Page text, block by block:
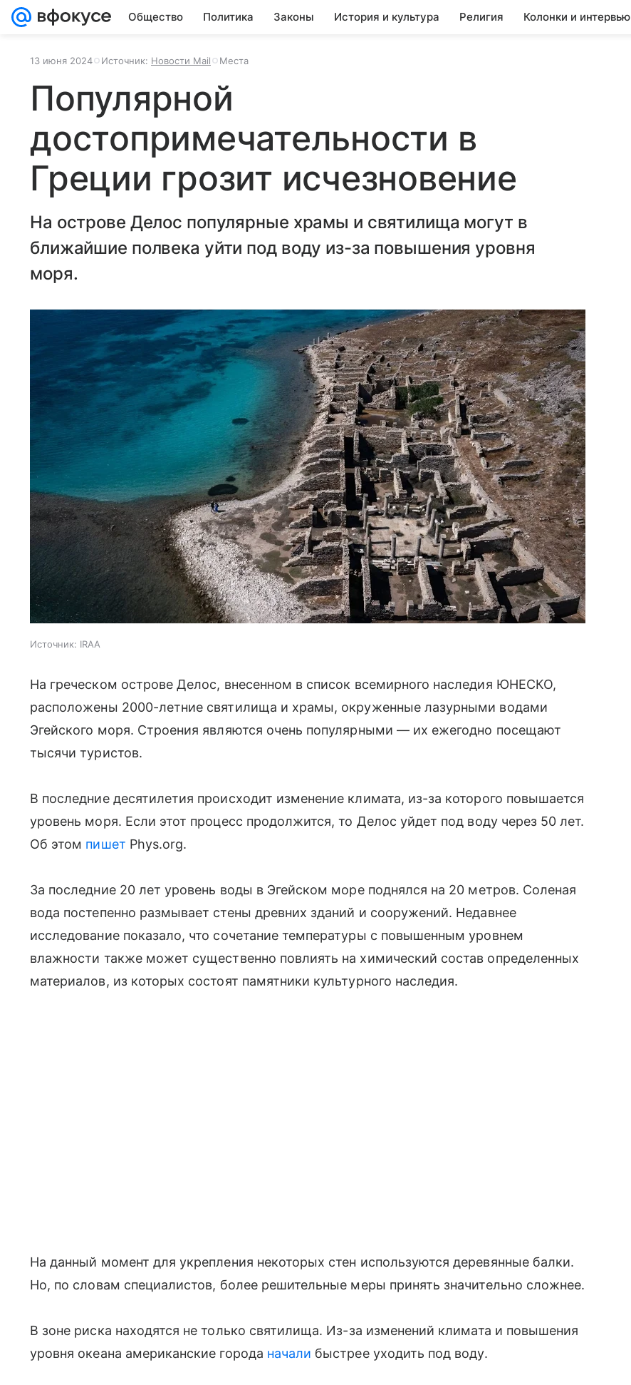
Общество Политика Законы История и культура Религия Колонки и интервью
13 июня 2024 Источник: Новости Mail Места
Популярной
достопримечательности в
Греции грозит исчезновение
На острове Делос популярные храмы и святилища могут в
ближайшие полвека уйти под воду из-за повышения уровня
моря.
Источник: IRAA
На греческом острове Делос, внесенном в список всемирного наследия ЮНЕСКО,
расположены 2000-летние святилища и храмы, окруженные лазурными водами
Эгейского моря. Строения являются очень популярными — их ежегодно посещают
тысячи туристов.
В последние десятилетия происходит изменение климата, из-за которого повышается
уровень моря. Если этот процесс продолжится, то Делос уйдет под воду через 50 лет.
Об этом пишет Phys.org.
За последние 20 лет уровень воды в Эгейском море поднялся на 20 метров. Соленая
вода постепенно размывает стены древних зданий и сооружений. Недавнее
исследование показало, что сочетание температуры с повышенным уровнем
влажности также может существенно повлиять на химический состав определенных
материалов, из которых состоят памятники культурного наследия.
На данный момент для укрепления некоторых стен используются деревянные балки.
Но, по словам специалистов, более решительные меры принять значительно сложнее.
В зоне риска находятся не только святилища. Из-за изменений климата и повышения
уровня океана американские города начали быстрее уходить под воду.